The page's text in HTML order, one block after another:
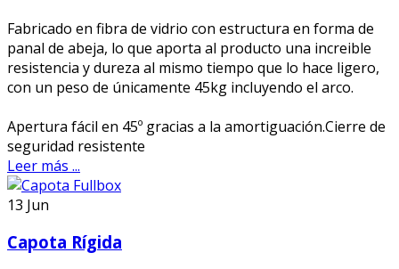
Fabricado en fibra de vidrio con estructura en forma de
panal de abeja, lo que aporta al producto una increible
resistencia y dureza al mismo tiempo que lo hace ligero,
con un peso de únicamente 45kg incluyendo el arco.
Apertura fácil en 45º gracias a la amortiguación.Cierre de
seguridad resistente
Leer más ...
13 Jun
Capota Rígida